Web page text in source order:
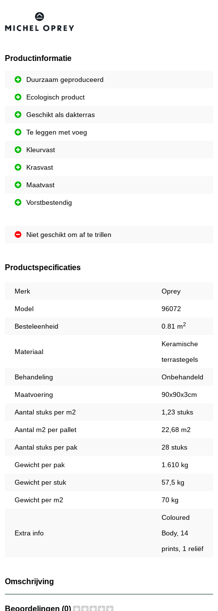
Productinformatie
Duurzaam geproduceerd
Ecologisch product
Geschikt als dakterras
Te leggen met voeg
Kleurvast
Krasvast
Maatvast
Vorstbestendig
Niet geschikt om af te trillen
Productspecificaties
Merk Oprey
Model 96072
Besteleenheid 0.81 m2
Materiaal
Keramische
terrastegels
Behandeling Onbehandeld
Maatvoering 90x90x3cm
Aantal stuks per m2 1,23 stuks
Aantal m2 per pallet 22,68 m2
Aantal stuks per pak 28 stuks
Gewicht per pak 1.610 kg
Gewicht per stuk 57,5 kg
Gewicht per m2 70 kg
Extra info
Coloured
Body, 14
prints, 1 reliëf
Omschrijving
Beoordelingen (0)